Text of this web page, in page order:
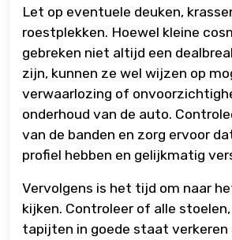
Let op eventuele deuken,
roestplekken. Hoewel kleine
gebreken niet altijd een
zijn, kunnen ze wel wijzen op
verwaarlozing of
onderhoud van de auto.
van de banden en zorg ervoor
profiel hebben en gelijkmatig
Vervolgens is het tijd om naar
kijken. Controleer of alle
tapijten in goede staat verkeren